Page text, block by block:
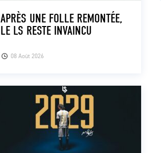
08 Août 2026
APRÈS UNE FOLLE REMONTÉE,
LE LS RESTE INVAINCU